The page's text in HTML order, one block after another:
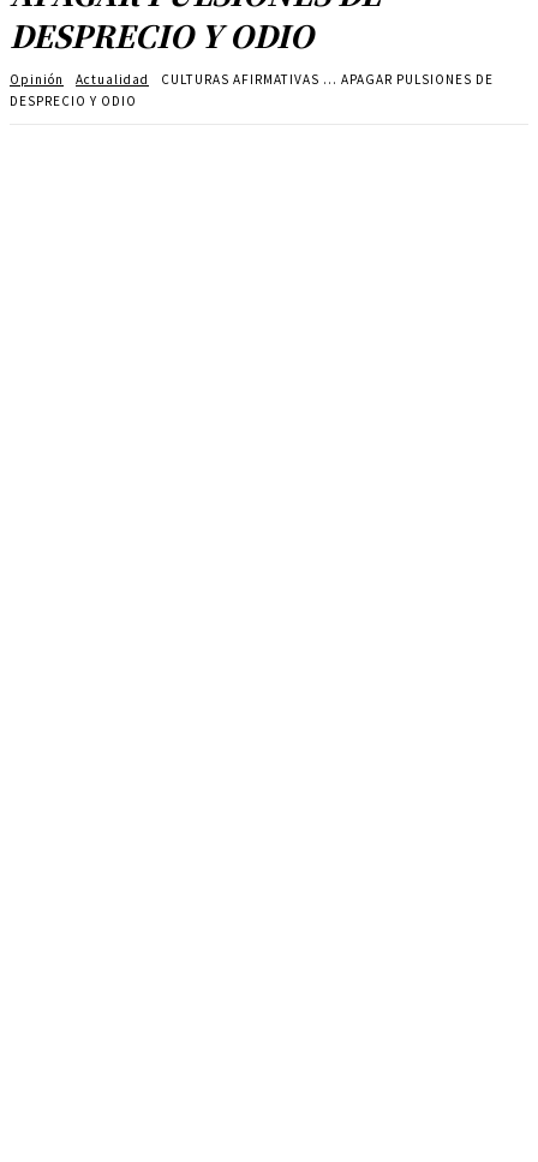
DESPRECIO Y ODIO
Opinión Actualidad
CULTURAS AFIRMATIVAS ... APAGAR PULSIONES DE
DESPRECIO Y ODIO